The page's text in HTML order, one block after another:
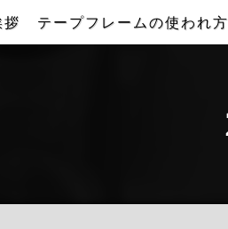
拶 テープフレームの使われ方